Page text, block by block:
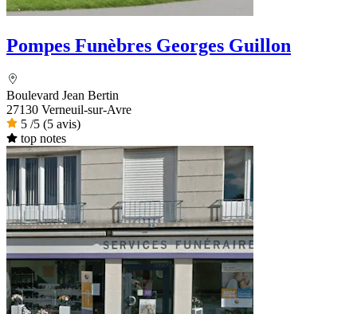
Pompes Funèbres Georges Guillon
Boulevard Jean Bertin
27130 Verneuil-sur-Avre
5 /5 (5 avis)
top notes